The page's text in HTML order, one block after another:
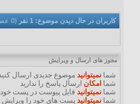
کاربران در حال دیدن موضوع: 1 نفر (0 عضو و 1 مهمان)
مجوز های ارسال و ویرایش
شما نمیتوانیدموضوع جدیدی ارسال
شما امکانارسال پاسخ را ندارید
شما نمیتوانیدفایل پیوست در پست خود
شما نمیتوانیدپست های خود را ویرایش